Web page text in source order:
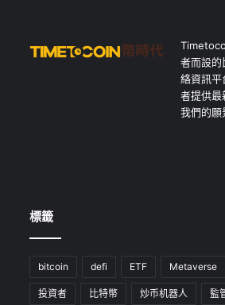
者而設的
絡資訊平
者提供最
我們的願
標籤
bitcoin defi ETF Metaverse
投資者 比特幣 炒币机器人 監